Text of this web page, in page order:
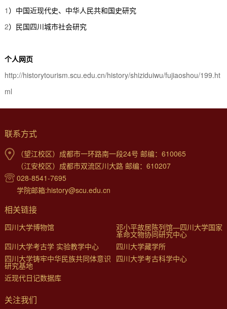
1）中国近现代史、中华人民共和国史研究
2）民国四川城市社会研究
个人网页
http://historytourism.scu.edu.cn/history/shiziduiwu/fujiaoshou/199.ht
ml
联系方式
（望江校区）成都市一环路南一段24号 邮编：610065
（江安校区）成都市双流区川大路 邮编：610207
028-8541-7695
学院邮箱:history@scu.edu.cn
相关链接
四川大学博物馆 邓小平故居陈列馆—四川大学国家
革命文物协同研究中心
四川大学考古学 实验教学中心
四川大学藏学所
四川大学铸牢中华民族共同体意识
研究基地
四川大学考古科学中心
近现代日记数据库
关注我们